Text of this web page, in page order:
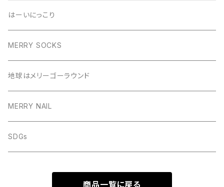
はーいにっこり
MERRY SOCKS
地球はメリーゴーラウンド
MERRY NAIL
SDGs
商品一覧に戻る